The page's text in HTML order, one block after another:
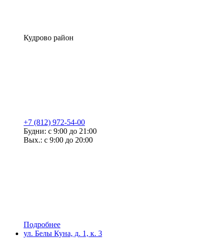
Кудрово район
+7 (812) 972-54-00
Будни: с 9:00 до 21:00
Вых.: с 9:00 до 20:00
Подробнее
ул. Белы Куна, д. 1, к. 3